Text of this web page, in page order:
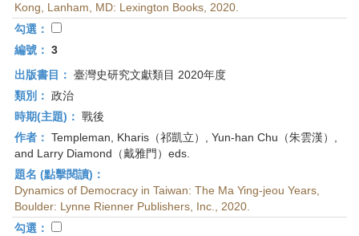
Kong, Lanham, MD: Lexington Books, 2020.
勾選：
編號： 3
出版書目： 臺灣史研究文獻類目 2020年度
類別： 政治
時期(主題)： 戰後
作者： Templeman, Kharis（祁凱立）, Yun-han Chu（朱雲漢）,
and Larry Diamond（戴雅門）eds.
題名 (點擊閱讀)：
Dynamics of Democracy in Taiwan: The Ma Ying-jeou Years,
Boulder: Lynne Rienner Publishers, Inc., 2020.
勾選：